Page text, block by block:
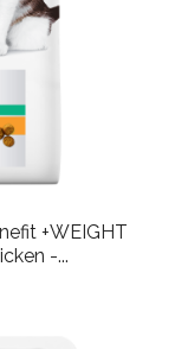
+WEIGHT
-...